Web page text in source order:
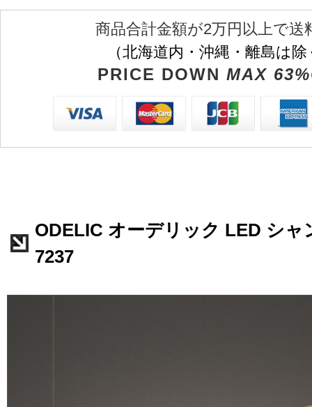
商品合計金額が2万円以上で送
（北海道内・沖縄・離島は
PRICE DOWN MAX
ODELIC オーデリック LED シャ
7237